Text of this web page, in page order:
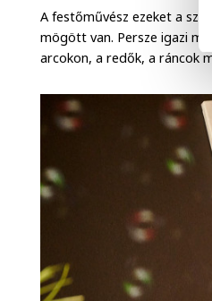
A festőművész ezeket a
mögött van. Persze igazi
arcokon, a redők, a ráncok